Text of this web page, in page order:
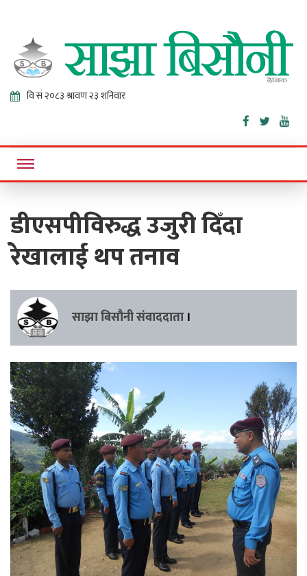
Sajha
Bisaunee
Online News Portal
डीएसपीविरुद्ध उजुरी दिँदा
रेखालाई थप तनाव
साझा बिसौनी संवाददाता ।